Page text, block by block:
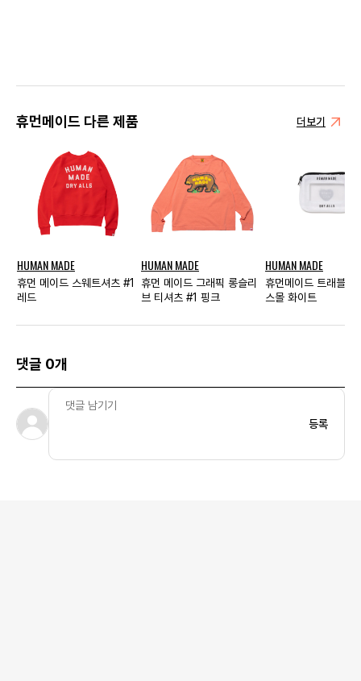
휴먼메이드 다른 제품 더보기
HUMAN MADE
휴먼 메이드 스웨트셔츠 #1
레드
HUMAN MADE
휴먼 메이드 그래픽 롱슬리
브 티셔츠 #1 핑크
HUMAN MADE
휴먼메이드 트래블 케
스몰 화이트
댓글 0개
등록